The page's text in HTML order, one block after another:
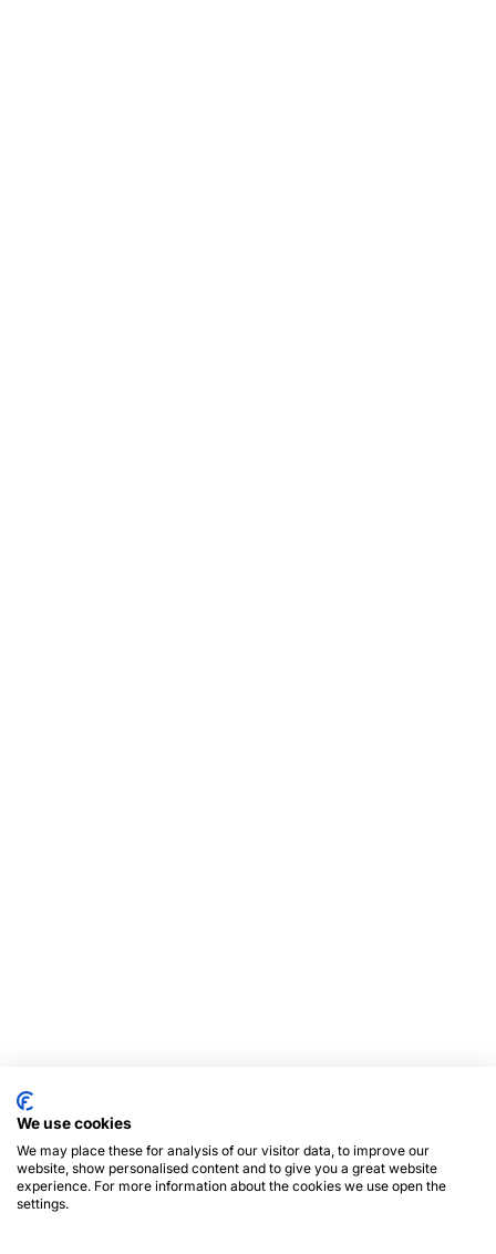
We use cookies
We may place these for analysis of our visitor data, to improve our
website, show personalised content and to give you a great website
experience. For more information about the cookies we use open the
settings.